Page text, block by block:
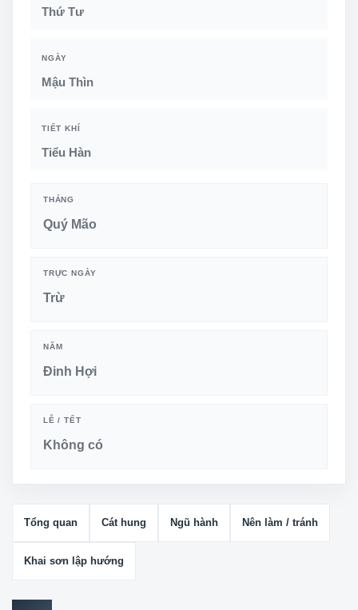
Thứ Tư
NGÀY
Mậu Thìn
TIẾT KHÍ
Tiểu Hàn
THÁNG
Quý Mão
TRỰC NGÀY
Trừ
NĂM
Đinh Hợi
LỄ / TẾT
Không có
Tổng quan Cát hung Ngũ hành Nên làm / tránh
Khai sơn lập hướng